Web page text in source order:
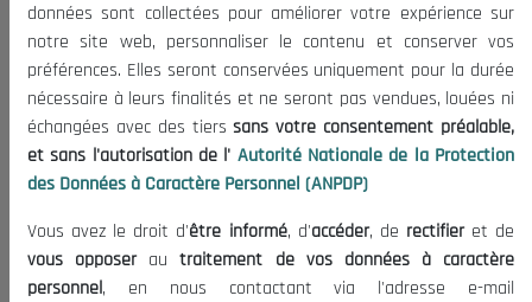
Le CNESE
A Propos
Le président
Organisation
Publications
Informations utiles
Appels d'offres et Consultations
données sont collectées pour améliorer votre expérience sur
notre site web, personnaliser le contenu et conserver vos
préférences. Elles seront conservées uniquement pour la durée
nécessaire à leurs finalités et ne seront pas vendues, louées ni
échangées avec des tierssans votre consentement préalable,
et sans l'autorisation de l' Autorité Nationale de la Protection
des Données à Caractère Personnel (ANPDP)
Vous avez le droit d'être informé, d'accéder, de rectifieret de
vous opposerautraitement de vos données à caractère
personnel, en nous contactant via l'adresse e-mail